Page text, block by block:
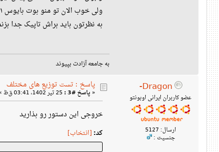
ولی خوب الان تو منو بوت بایوس ۱ گزینه اضافه هست اونم اینکه دوتا گزینه دبیان هست و هردو کار یکسانی انجام میدن نمی‌دونم قبلاً هم بوده یا نه ولی من تازه متوجهش شدم
به نظرتون باید براش تاپیک جدا
به جامعه آزادت بپیوند
Dragon-
عضو کاربران ایرانی اوبونتو
ارسال: 5127
جنسیت :
پاسخ : تست توزیع های مختلف
« پاسخ #3 :
خروجی این دستور رو بذارید
کد: [انتخاب]